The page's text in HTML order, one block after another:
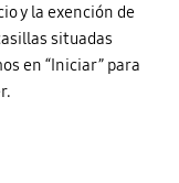
y la exención de
situadas
en “Iniciar” para